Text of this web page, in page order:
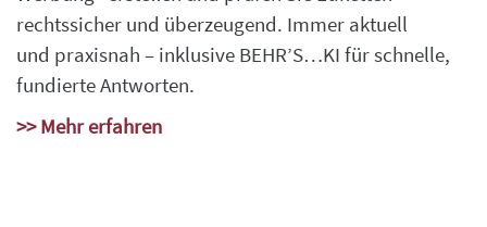
rechtssicher und überzeugend. Immer aktuell
und praxisnah – inklusive BEHR’S…KI für schnelle,
fundierte Antworten.
>> Mehr erfahren